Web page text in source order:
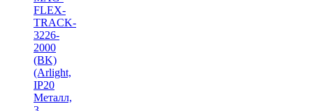
FLEX-
TRACK-
3226-
2000
(BK)
(Arlight,
IP20
Металл,